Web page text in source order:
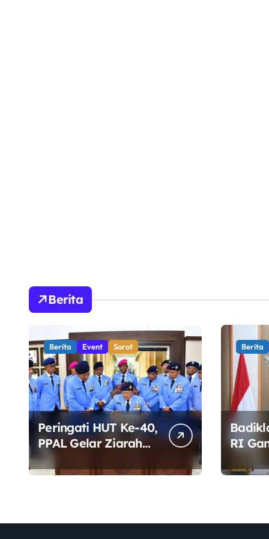
Berita
Berita Event Sorot
Peringati HUT Ke-40,
PPAL Gelar Ziarah
dan Tabur Bunga di
TMP Kalibata
Berita
RI